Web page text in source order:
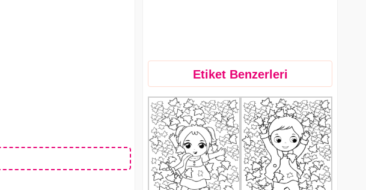
Etiket Benzerleri